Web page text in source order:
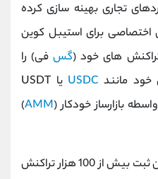
تجاری بهینه ‌سازی کرده
برای استیبل ‌کوین
تراکنش ‌های خود (گس‌فی) را
خود مانند USDC
یا USDT
بازارساز خودکار (AMM
)
از منظر عملکرد فنی، تمپو با توان ثبت بیش از 100 هزار تراکنش